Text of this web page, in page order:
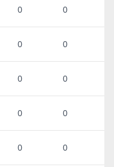
0 0
0 0
0 0
0 0
0 0